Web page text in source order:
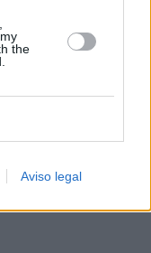
the
Aviso legal